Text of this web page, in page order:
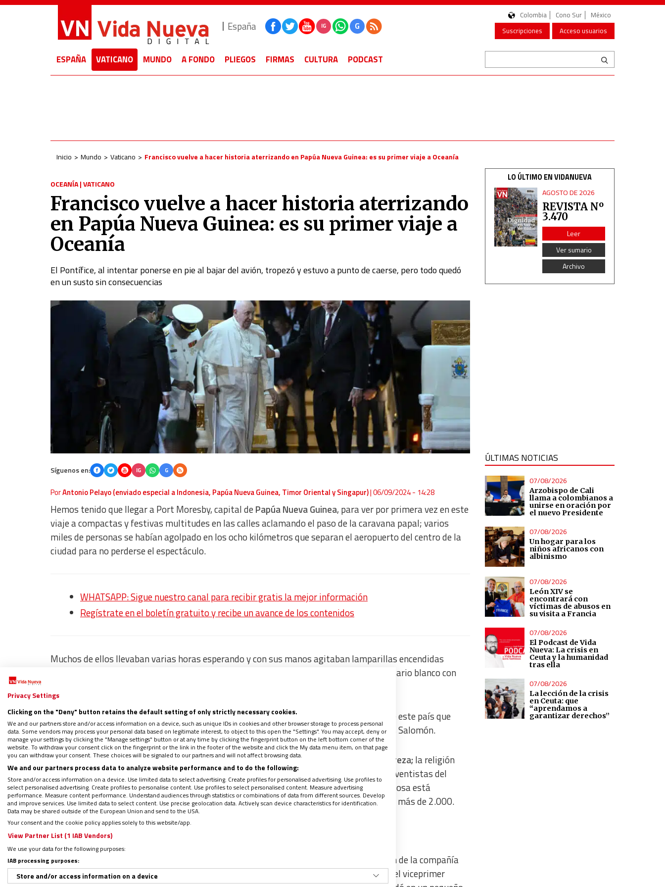
España IG G
Colombia Cono Sur
México
Suscripciones
Acceso usuarios
ESPAÑA VATICANO MUNDO A FONDO PLIEGOS FIRMAS CULTURA PODCAST
Inicio Mundo Vaticano Francisco vuelve a hacer historia aterrizando en Papúa Nueva Guinea: es su primer viaje a Oceanía
OCEANÍA|VATICANO
Francisco vuelve a hacer historia aterrizando
en Papúa Nueva Guinea: es su primer viaje a
Oceanía
El Pontífice, al intentar ponerse en pie al bajar del avión, tropezó y estuvo a punto de caerse, pero todo quedó
en un susto sin consecuencias
Síguenos en: IG G
PorAntonio Pelayo (enviado especial a Indonesia, Papúa Nueva Guinea, Timor Oriental y Singapur)|06/09/2024 - 14:28
Hemos tenido que llegar a Port Moresby, capital dePapúa Nueva Guinea, para ver por primera vez en este
viaje a compactas y festivas multitudes en las calles aclamando el paso de la caravana papal; varios
miles de personas se habían agolpado en los ocho kilómetros que separan el aeropuerto del centro de la
ciudad para no perderse el espectáculo.
WHATSAPP: Sigue nuestro canal para recibir gratis la mejor información
Regístrate en el boletín gratuito y recibe un avance de los contenidos
Muchos de ellos llevaban varias horas esperando y con sus manos agitaban lamparillas encendidas
que les respondía desde su utilitario blanco con
Seis horas y cuarto han sido necesarias para trasladarnosdesde Yakarta a la capital de este país que
ocupa la mitad oriental de la isla de Nueva Guinea, muy cercana a Australia y a las islas Salomón.
Un tercio de su población -casi nueve millones de habitantes- vive en una extrema pobreza; la religión
dominante es la católica (26%), pero el conjunto de iglesias protestantes (luteranos, adventistas del
séptimo día, evangélicos, etc.) agrupa el mayor número de fieles (70%). La libertad religiosa está
garantizada por la constitución y los musulmanes son una minoría insignificante, poco más de 2.000.
Masas para ver al Papa
El recibimiento al Papa se ha hecho con todos los honores; apenas descendido del avión de la compañía
indonesia de aviación Garuda se dirigió en silla de ruedas al estrado donde le esperaba el viceprimer
LO ÚLTIMO EN VIDANUEVA
AGOSTO DE 2026
REVISTA Nº
3.470
Leer
Ver sumario
Archivo
ÚLTIMAS NOTICIAS
07/08/2026
Arzobispo de Cali
llama a colombianos a
unirse en oración por
el nuevo Presidente
07/08/2026
Un hogar para los
niños africanos con
albinismo
07/08/2026
León XIV se
encontrará con
víctimas de abusos en
su visita a Francia
07/08/2026
El Podcast de Vida
Nueva: La crisis en
Ceuta y la humanidad
tras ella
07/08/2026
La lección de la crisis
en Ceuta: que
“aprendamos a
garantizar derechos”
Privacy Settings
Clicking on the "Deny" button retains the default setting of only strictly necessary cookies.
We and our partners store and/or access information on a device, such as unique IDs in cookies and other browser storage to process personal
data. Some vendors may process your personal data based on legitimate interest, to object to this open the "Settings". You may accept, deny or
manage your settings by clicking the "Manage settings" button or at any time by clicking the fingerprint button on the left bottom corner of the
website. To withdraw your consent click on the fingerprint or the link in the footer of the website and click the My data menu item, on that page
you can withdraw your consent. These choices will be signaled to our partners and will not affect browsing data.
We and our partners process data to analyze website performance and to do the following:
Store and/or access information on a device. Use limited data to select advertising. Create profiles for personalised advertising. Use profiles to
select personalised advertising. Create profiles to personalise content. Use profiles to select personalised content. Measure advertising
performance. Measure content performance. Understand audiences through statistics or combinations of data from different sources. Develop
and improve services. Use limited data to select content. Use precise geolocation data. Actively scan device characteristics for identification.
Data may be shared outside of the European Union and send to the USA.
Your consent and the cookie policy applies solely to this website/app.
View Partner List (1 IAB Vendors)
We use your data for the following purposes:
IAB processing purposes:
Store and/or access information on a device